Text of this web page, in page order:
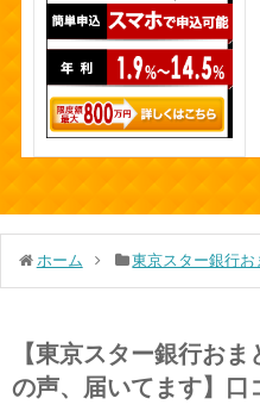
ホーム 東京スター銀行お
【東京スター銀行お
の声、届いてます】口